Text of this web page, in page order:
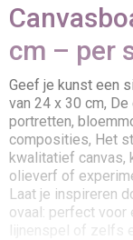
cm – per
Geef je kunst een
van 24 x 30 cm,
portretten,
composities, Het
kwalitatief canvas,
olieverf of
Laat je inspireren
ovaal: perfect voor
lijnenspel of zelfs